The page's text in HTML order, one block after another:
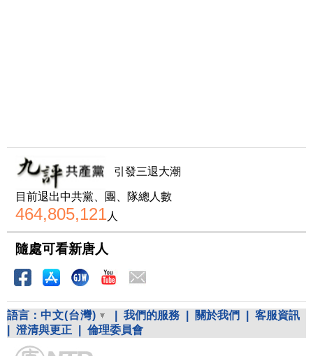
引發三退大潮
目前退出中共黨、團、隊總人數
464,805,121人
隨處可看新唐人
語言： 中文(台灣) 我們的服務 關於我們
客服資訊
澄清與更正 倫理委員會